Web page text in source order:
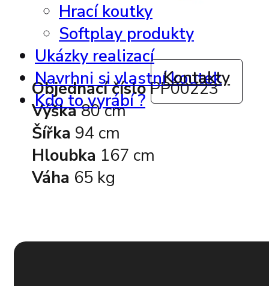
Hrací koutky
Softplay produkty
Ukázky realizací
Navrhni si vlastní koutek
Kdo to vyrábí ?
Kontakty
Objednací čísloPP00223
Výška80 cm
Šířka 94 cm
Hloubka 167 cm
Váha 65 kg